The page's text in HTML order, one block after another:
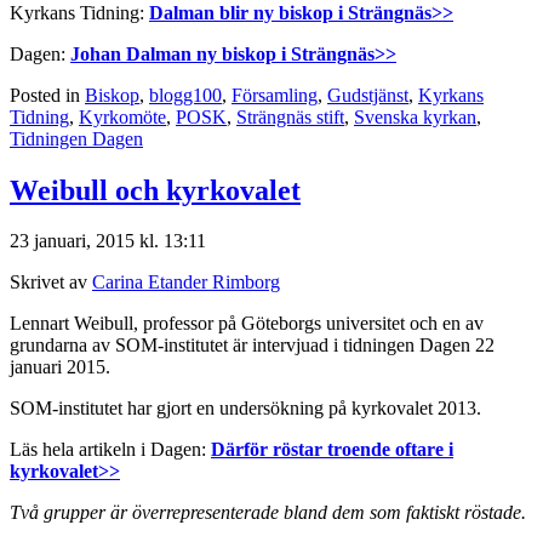
Kyrkans Tidning: Dalman blir ny biskop i Strängnäs>>
Dagen: Johan Dalman ny biskop i Strängnäs>>
Posted in Biskop, blogg100, Församling, Gudstjänst, Kyrkans
Tidning, Kyrkomöte, POSK, Strängnäs stift, Svenska kyrkan,
Tidningen Dagen
Weibull och kyrkovalet
23 januari, 2015 kl. 13:11
Skrivet av Carina Etander Rimborg
Lennart Weibull, professor på Göteborgs universitet och en av
grundarna av SOM-institutet är intervjuad i tidningen Dagen 22
januari 2015.
SOM-institutet har gjort en undersökning på kyrkovalet 2013.
Läs hela artikeln i Dagen: Därför röstar troende oftare i
kyrkovalet>>
Två grupper är överrepresenterade bland dem som faktiskt röstade.